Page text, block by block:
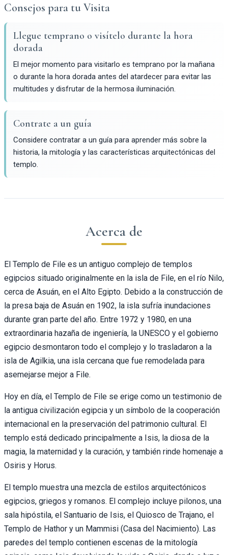
Consejos para tu Visita
Llegue temprano o visítelo durante la hora
dorada
El mejor momento para visitarlo es temprano por la mañana
o durante la hora dorada antes del atardecer para evitar las
multitudes y disfrutar de la hermosa iluminación.
Contrate a un guía
Considere contratar a un guía para aprender más sobre la
historia, la mitología y las características arquitectónicas del
templo.
Acerca de
El Templo de File es un antiguo complejo de templos
egipcios situado originalmente en la isla de File, en el río Nilo,
cerca de Asuán, en el Alto Egipto. Debido a la construcción de
la presa baja de Asuán en 1902, la isla sufría inundaciones
durante gran parte del año. Entre 1972 y 1980, en una
extraordinaria hazaña de ingeniería, la UNESCO y el gobierno
egipcio desmontaron todo el complejo y lo trasladaron a la
isla de Agilkia, una isla cercana que fue remodelada para
asemejarse mejor a File.
Hoy en día, el Templo de File se erige como un testimonio de
la antigua civilización egipcia y un símbolo de la cooperación
internacional en la preservación del patrimonio cultural. El
templo está dedicado principalmente a Isis, la diosa de la
magia, la maternidad y la curación, y también rinde homenaje a
Osiris y Horus.
El templo muestra una mezcla de estilos arquitectónicos
egipcios, griegos y romanos. El complejo incluye pilonos, una
sala hipóstila, el Santuario de Isis, el Quiosco de Trajano, el
Templo de Hathor y un Mammisi (Casa del Nacimiento). Las
paredes del templo contienen escenas de la mitología